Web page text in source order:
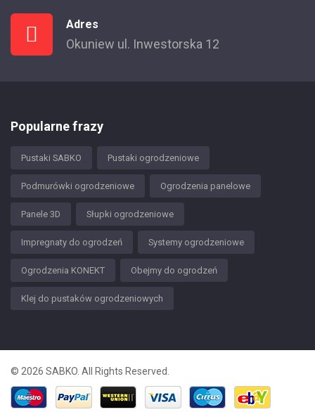
Adres
Okuniew ul. Inwestorska 12
Popularne frazy
Pustaki SABKO Pustaki ogrodzeniowe
Podmurówki ogrodzeniowe Ogrodzenia panelowe
Panele 3D Słupki ogrodzeniowe
Impregnaty do ogrodzeń Systemy ogrodzeniowe
Ogrodzenia KONEKT Obejmy do ogrodzeń
Klej do pustaków ogrodzeniowych
© 2026 SABKO. All Rights Reserved.